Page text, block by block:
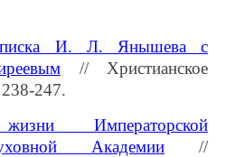
И. Л. Янышева с
// Христианское
247.
Императорской
Академии //